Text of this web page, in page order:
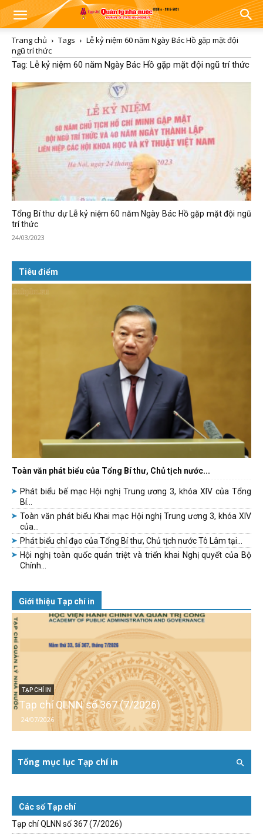
Trang chủ Tags
Lễ kỷ niệm 60 năm Ngày Bác Hồ gặp mặt đội
ngũ trí thức
Tag: Lễ kỷ niệm 60 năm Ngày Bác Hồ gặp mặt đội ngũ trí thức
Tổng Bí thư dự Lễ kỷ niệm 60 năm Ngày Bác Hồ gặp mặt đội ngũ
trí thức
24/03/2023
Tiêu điểm
Toàn văn phát biểu của Tổng Bí thư, Chủ tịch nước...
Phát biểu bế mạc Hội nghị Trung ương 3, khóa XIV của Tổng
Bí...
Toàn văn phát biểu Khai mạc Hội nghị Trung ương 3, khóa XIV
của...
Phát biểu chỉ đạo của Tổng Bí thư, Chủ tịch nước Tô Lâm tại...
Hội nghị toàn quốc quán triệt và triển khai Nghị quyết của Bộ
Chính...
Giới thiệu Tạp chí in
TẠP CHÍ IN
Tạp chí QLNN số 367 (7/2026)
24/07/2026
Tổng mục lục Tạp chí in
Các số Tạp chí
Tạp chí QLNN số 367 (7/2026)